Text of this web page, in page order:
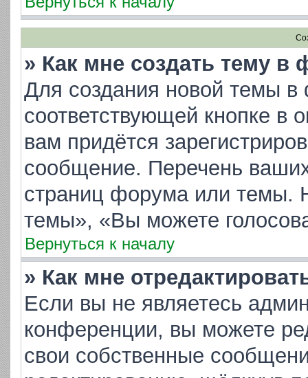
» Как мне создать тему в
Для создания новой темы
соответствующей кнопке
вам придётся
сообщение. Перечень
страниц форума или темы.
темы», «Вы можете
Вернуться к началу
» Как мне
Если вы не являетесь
конференции, вы можете
свои собственные